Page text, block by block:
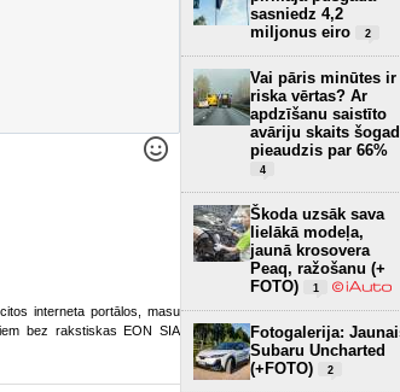
interneta portālos, masu
bez rakstiskas EON SIA
sasniedz 4,2
miljonus eiro
2
Vai pāris minūtes ir
riska vērtas? Ar
apdzīšanu saistīto
avāriju skaits šogad
pieaudzis par 66%
4
Škoda uzsāk sava
lielākā modeļa,
jaunā krosovera
Peaq, ražošanu (+
FOTO)
1
Fotogalerija:
Subaru Uncharted
(+FOTO)
2